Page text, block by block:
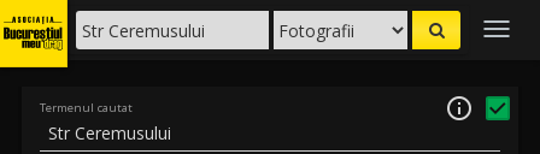
Termenul cautat 